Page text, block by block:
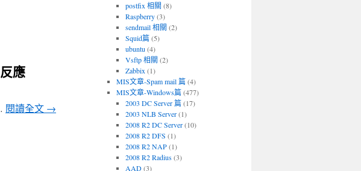
應
閱讀全文 →
postfix 相關 (8)
Raspberry(3)
sendmail 相關 (2)
Squid篇(5)
ubuntu (4)
Vsftp 相關 (2)
Zabbix (1)
MIS文章-Spam mail 篇(4)
MIS文章-Windows篇(477)
2003 DC Server 篇(17)
2003 NLB Server(1)
2008 R2 DC Server(10)
2008 R2 DFS (1)
2008 R2 NAP(1)
2008 R2 Radius(3)
AAD(3)